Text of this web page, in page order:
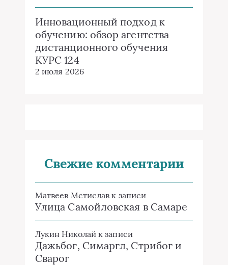
Инновационный подход к
обучению: обзор агентства
дистанционного обучения
КУРС 124
2 июля 2026
Свежие комментарии
Матвеев Мстислав к записи
Улица Самойловская в Самаре
Лукин Николай к записи
Дажьбог, Симаргл, Стрибог и
Сварог